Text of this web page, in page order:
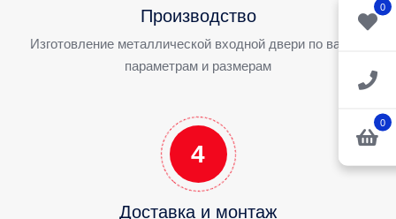
0
0
Производство
Изготовление металлической входной двери по вашим
параметрам и размерам
4
Доставка и монтаж